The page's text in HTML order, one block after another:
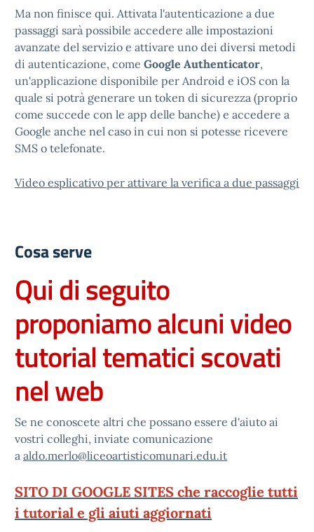
Ma non finisce qui. Attivata l'autenticazione a due
passaggi sarà possibile accedere alle impostazioni
avanzate del servizio e attivare uno dei diversi metodi
di autenticazione, come Google Authenticator,
un'applicazione disponibile per Android e iOS con la
quale si potrà generare un token di sicurezza (proprio
come succede con le app delle banche) e accedere a
Google anche nel caso in cui non si potesse ricevere
SMS o telefonate.
Video esplicativo per attivare la verifica a due passaggi
Cosa serve
Qui di seguito
proponiamo alcuni video
tutorial tematici scovati
nel web
Se ne conoscete altri che possano essere d'aiuto ai
vostri colleghi, inviate comunicazione
a aldo.merlo@liceoartisticomunari.edu.it
SITO DI GOOGLE SITES che raccoglie tutti
i tutorial e gli aiuti aggiornati